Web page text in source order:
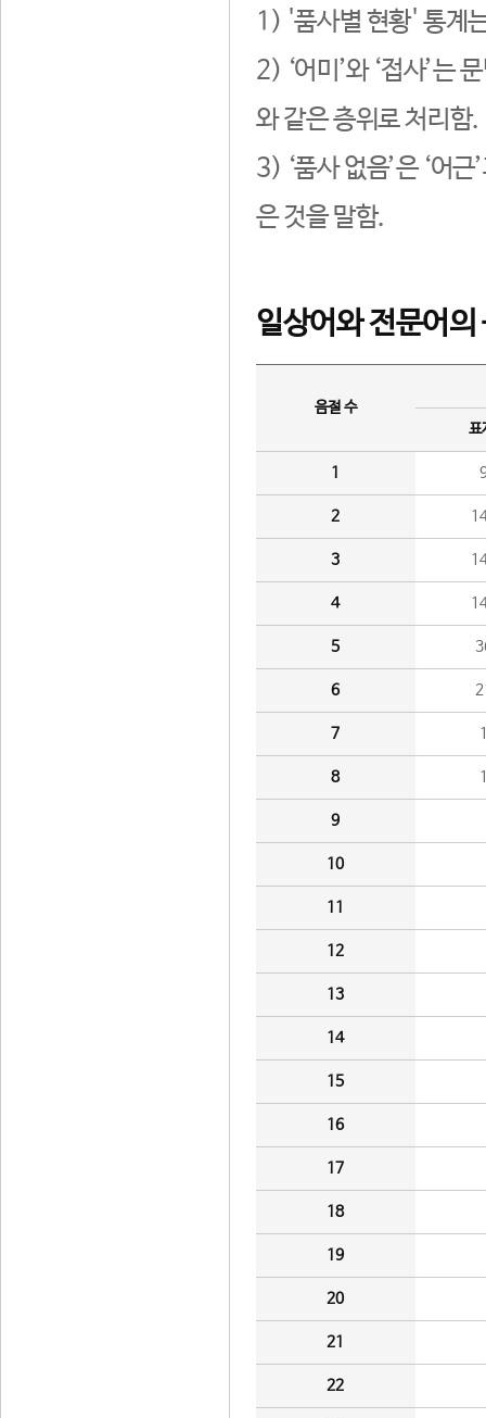
1) '품사별 현황' 통계
2) ‘어미’와 ‘접사’는
와 같은 층위로 처리함.
3) ‘품사 없음’은 ‘어
은 것을 말함.
일상어와 전문어의
음절 수
표
1
2
3
4
5
6
7
8
9
10
11
12
13
14
15
16
17
18
19
20
21
22